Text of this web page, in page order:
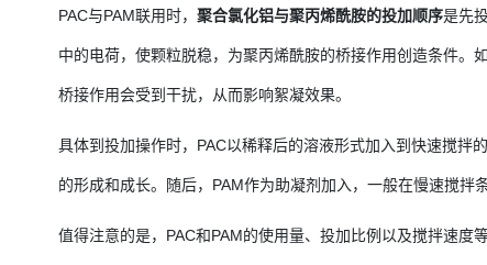
PAC与PAM联用时， 聚合氯化铝与聚丙烯酰胺的投加顺序是先
中的电荷，使颗粒脱稳，为聚丙烯酰胺的桥接作用创造条件。
桥接作用会受到干扰，从而影响絮凝效果。
具体到投加操作时，PAC以稀释后的溶液形式加入到快速搅拌
的形成和成长。随后，PAM作为助凝剂加入，一般在慢速搅拌
值得注意的是，PAC和PAM的使用量、投加比例以及搅拌速